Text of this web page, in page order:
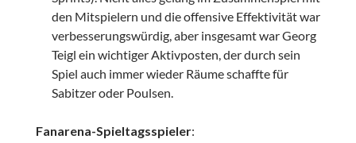
den Mitspielern und die offensive Effektivität war
verbesserungswürdig, aber insgesamt war Georg
Teigl ein wichtiger Aktivposten, der durch sein
Spiel auch immer wieder Räume schaffte für
Sabitzer oder Poulsen.
Fanarena-Spieltagsspieler: